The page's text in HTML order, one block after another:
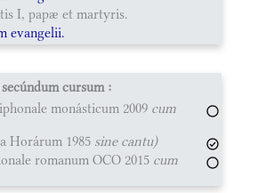
I, papæ et martyris.
evangelii.
cursum :
monásticum 2009 cum
Horárum 1985 sine cantu)
romanum OCO 2015 cum